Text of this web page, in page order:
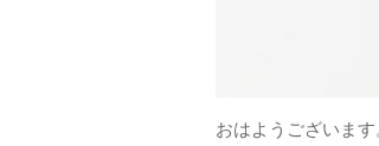
おはようございま